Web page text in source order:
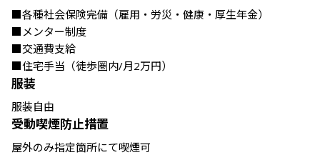
■各種社会保険完備（雇用・労災・健康・厚生年金）
■メンター制度
■交通費支給
■住宅手当（徒歩圏内/月2万円）
服装
服装自由
受動喫煙防止措置
屋外のみ指定箇所にて喫煙可